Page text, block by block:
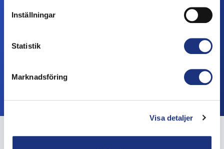
Inställningar
Statistik
Marknadsföring
Visa detaljer